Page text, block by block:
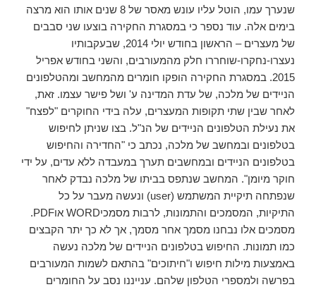
שנערך עמו, הוטל עליו עונש מאסר של 8 שנים אותו הוא מרצה
בימים אלה. עוד נספר כי במסגרת החקירה בוצעו שני סבבים
של מעצרים – הראשון בחודש יולי 2014, שבעקבותיו
נעצרו-נחקרו-שוחררו חלק מהמעורבים, והשני בחודש אפריל
2015. במסגרת החקירה הופקו חומרים מהמחשב ומהטלפונים
הניידים של מלכה, של עדת המדינה ע' ושל פישר עצמו. זאת,
לאחר שבין שתי תקופות המעצרים, עלה בידי החוקרים "לפצח"
את נעילת הטלפונים הניידים של הנ"ל. בצו שניתן לחיפוש
בטלפונים ובמחשב של מלכה, נכתב כי "החדירה והחיפוש
בטלפונים הניידים ובמחשבים תערך במעבדה ללא עדים, על ידי
חוקר מיומן". המחשב שנתפס בביתו של מלכה נבדק לאחר
שנפתחה תיקיית המשתמש (user) ונעשה מעבר על כל
התיקיות, המסמכים והתמונות, לרבות מסמכיWORD אוPDF.
מסמכים אלו נבחנו מסמך אחר מסמך, אך לא כך יתר הקבצים
כמו תמונות. החיפוש בטלפונים הניידים של מלכה נעשה
באמצעות מילות חיפוש ו"חיתוכים" בהתאם לשמות המעורבים
בפרשה ולמספרי הטלפון שלהם. ענייננו נסב על החומרים